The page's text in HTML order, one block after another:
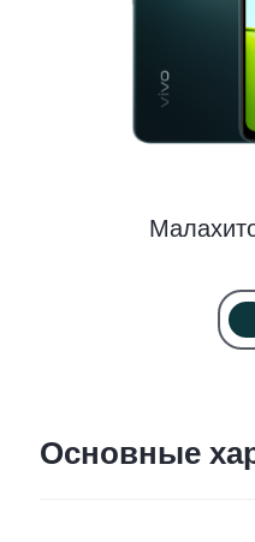
Основные